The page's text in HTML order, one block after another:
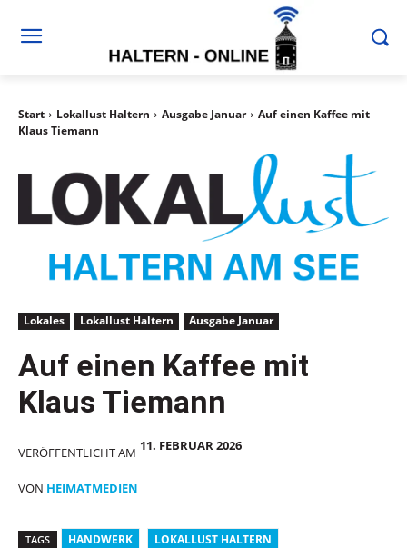
Start Lokallust Haltern Ausgabe Januar
Auf einen Kaffee mit
Klaus Tiemann
Lokales Lokallust Haltern Ausgabe Januar
Auf einen Kaffee mit
Klaus Tiemann
VERÖFFENTLICHT AM 11. FEBRUAR 2026
VON HEIMATMEDIEN
TAGS HANDWERK
LOKALLUST HALTERN